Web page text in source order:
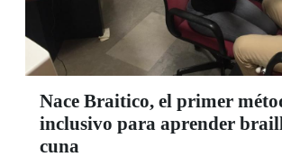
Nace Braitico, el primer
inclusivo para aprender
cuna